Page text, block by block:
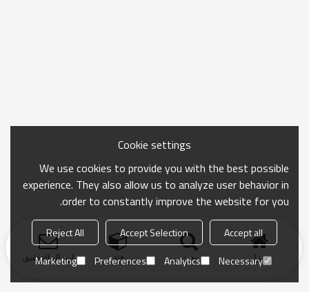
منزل بحث فئة ارسال التحقيق
Cookie settings
We use cookies to provide you with the best possible
experience. They also allow us to analyze user behavior in
order to constantly improve the website for you.
Accept all
Accept Selection
Reject All
Necessary
Analytics
Preferences
Marketing